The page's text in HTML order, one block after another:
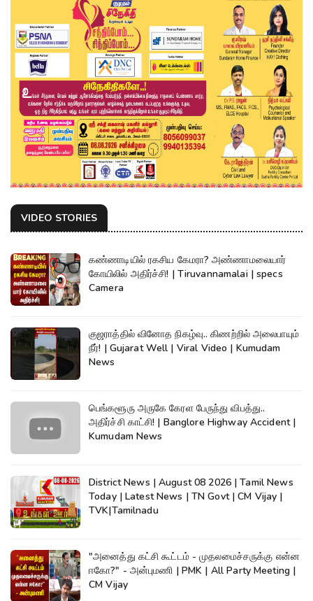
VIDEO STORIES
கண்ணாடியில் ரகசிய கேமரா? அண்ணாமலையார்
கோயிலில் அதிர்ச்சி! | Tiruvannamalai | specs
Camera
குஜராத்தில் வினோத நிகழ்வு.. கிணற்றில் அலைபாயும்
நீர்! | Gujarat Well | Viral Video | Kumudam
News
பெங்களூரு அருகே கேரள பேருந்து விபத்து..
அதிர்ச்சி காட்சி! | Banglore Highway Accident |
Kumudam News
District News | August 08 2026 | Tamil News
Today | Latest News | TN Govt | CM Vijay |
TVK|Tamilnadu
"அனைத்து கட்சி கூட்டம் - முதலமைச்சருக்கு என்ன
ஈகோ?" - அன்புமணி | PMK | All Party Meeting |
CM Vijay